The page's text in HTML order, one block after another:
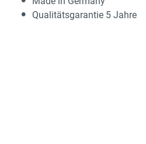
Qualitätsgarantie 5 Jahre